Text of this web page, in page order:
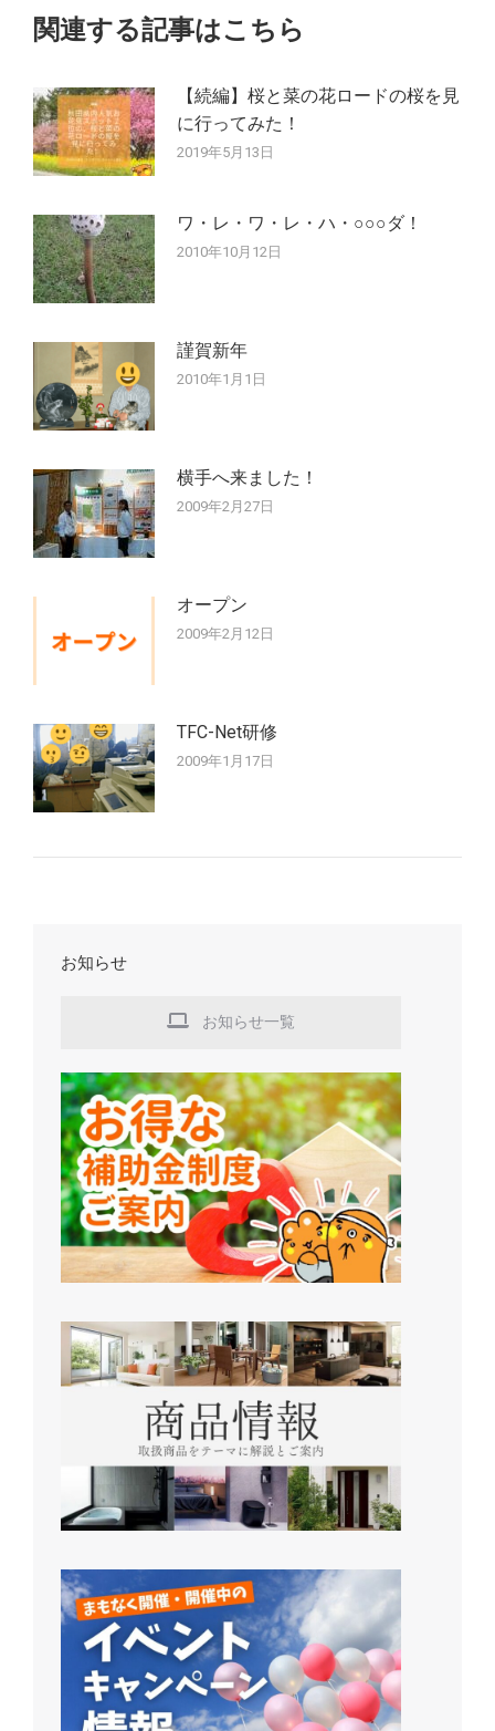
ョ
ン
関連する記事はこちら
【続編】桜と菜の花ロードの桜を見
に行ってみた！
2019年5月13日
ワ・レ・ワ・レ・ハ・○○○ダ！
2010年10月12日
謹賀新年
2010年1月1日
横手へ来ました！
2009年2月27日
オープン
2009年2月12日
TFC-Net研修
2009年1月17日
お知らせ
お知らせ一覧